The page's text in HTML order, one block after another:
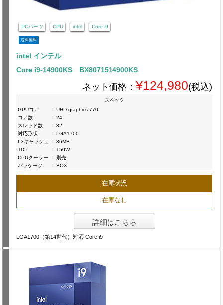
PCパーツ CPU intel Core i9
送料無料
intel インテル
Core i9-14900KS BX8071514900KS
ネット価格： ¥124,980(税込)
スペック
GPUコア
:
UHD graphics 770
コア数
:
24
スレッド数
:
32
対応形状
:
LGA1700
L3キャッシュ
:
36MB
TDP
:
150W
CPUクーラー
:
別売
パッケージ
: BOX
在庫状況
在庫なし
詳細はこちら
LGA1700（第14世代）対応 Core i9